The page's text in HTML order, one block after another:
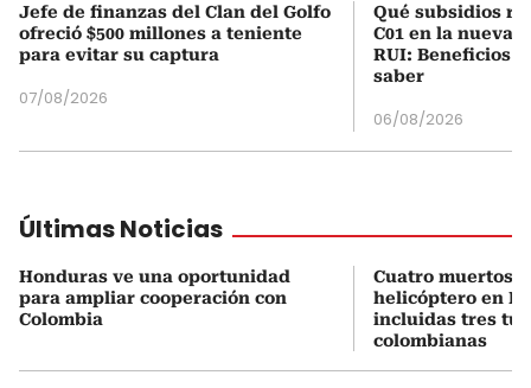
Jefe de finanzas del Clan del Golfo
ofreció $500 millones a teniente
para evitar su captura
07/08/2026
Qué subsidios
C01 en la nueva
RUI: Beneficios
saber
06/08/2026
Últimas Noticias
Honduras ve una oportunidad
para ampliar cooperación con
Colombia
Cuatro muertos
helicóptero en
incluidas tres
colombianas